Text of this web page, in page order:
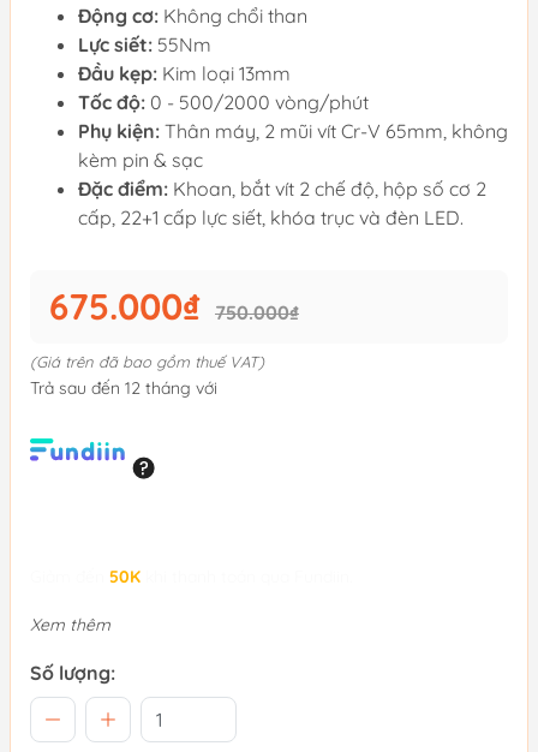
Động cơ: Không chổi than
Lực siết: 55Nm
Đầu kẹp: Kim loại 13mm
Tốc độ: 0 - 500/2000 vòng/phút
Phụ kiện: Thân máy, 2 mũi vít Cr-V 65mm, không
kèm pin & sạc
Đặc điểm: Khoan, bắt vít 2 chế độ, hộp số cơ 2
cấp, 22+1 cấp lực siết, khóa trục và đèn LED.
675.000₫ 750.000₫
(Giá trên đã bao gồm thuế VAT)
Trả sau đến 12 tháng với
50K
Xem thêm
Số lượng: